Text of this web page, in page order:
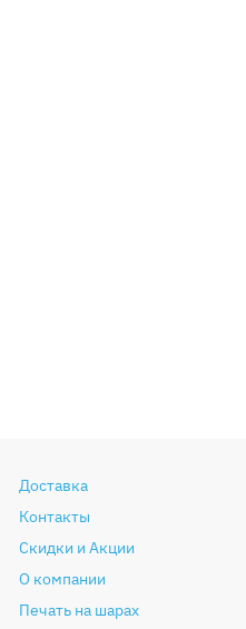
Доставка
Контакты
Скидки и Акции
О компании
Печать на шарах